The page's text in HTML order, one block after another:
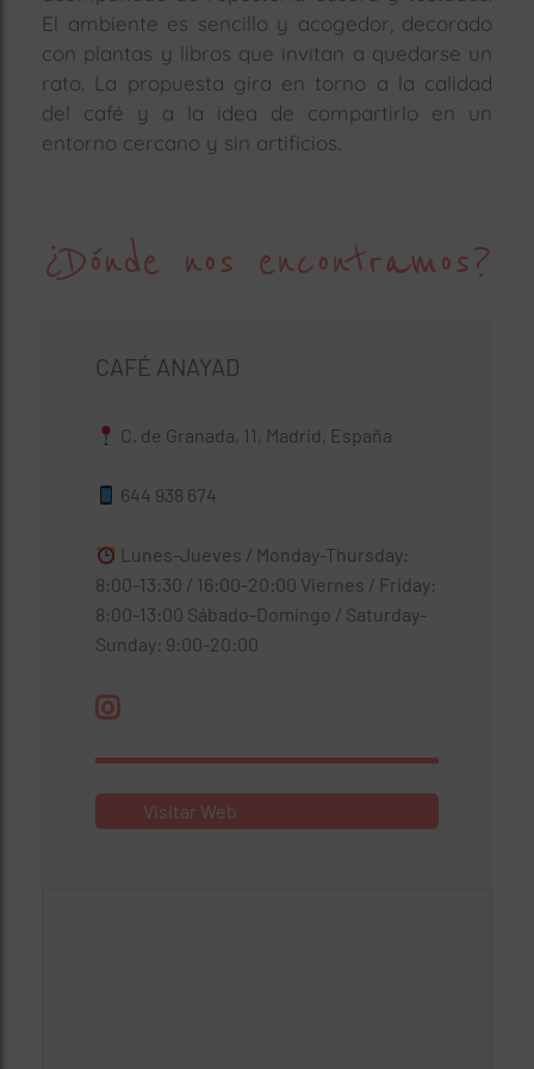
El ambiente es sencillo y acogedor, decorado
con plantas y libros que invitan a quedarse un
rato. La propuesta gira en torno a la calidad
del café y a la idea de compartirlo en un
entorno cercano y sin artificios.
¿Dónde nos encontramos?
CAFÉ ANAYAD
C. de Granada, 11, Madrid, España
644 938 674
Lunes-Jueves / Monday-Thursday:
8:00-13:30 / 16:00-20:00 Viernes / Friday:
8:00-13:00 Sábado-Domingo / Saturday-
Sunday: 9:00-20:00
Visitar Web